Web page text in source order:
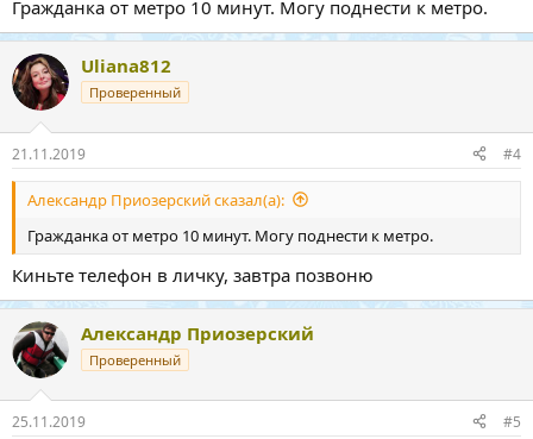
Гражданка от метро 10 минут. Могу поднести к метро.
Uliana812
Проверенный
21.11.2019 #4
Александр Приозерский сказал(а):
Гражданка от метро 10 минут. Могу поднести к метро.
Киньте телефон в личку, завтра позвоню
Александр Приозерский
Проверенный
25.11.2019 #5